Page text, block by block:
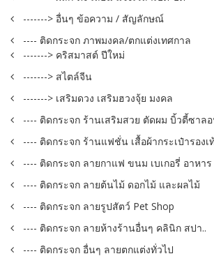
-------> อื่นๆ ข้อความ / สัญลักษณ์
---- ติดกระจก ภาพมงคล/ตกแต่งเทศกาล
-------> คริสมาสต์ ปีใหม่
-------> สไตล์จีน
-------> เสริมดวง เสริมฮวงจุ้ย มงคล
---- ติดกระจก ร้านเสริมสวย ตัดผม บิ้วตี้ซาล
---- ติดกระจก ร้านแฟชั่น เสื้อผ้ากระเป๋ารองเ
---- ติดกระจก ลายกาแฟ ขนม เบเกอรี่ อาหาร
---- ติดกระจก ลายต้นไม้ ดอกไม้ และผลไม้
---- ติดกระจก ลายรูปสัตว์ Pet Shop
---- ติดกระจก ลายห้างร้านอื่นๆ คลินิก สปา..
---- ติดกระจก อื่นๆ ลายตกแต่งทั่วไป